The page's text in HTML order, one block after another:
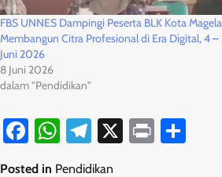
FBS UNNES Dampingi Peserta BLK Kota
Membangun Citra Profesional di Era Digital, 4 –
Juni 2026
8 Juni 2026
dalam "Pendidikan"
Facebook
WhatsApp
Telegram
X Print
Posted in Pendidikan